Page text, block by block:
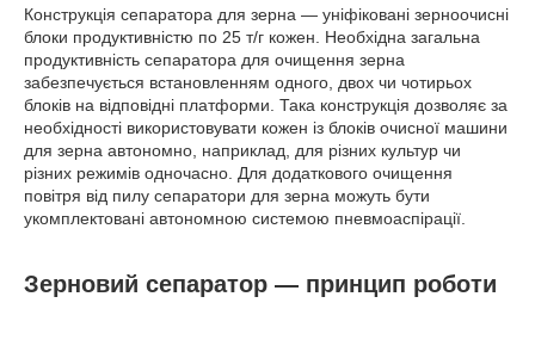
Конструкція сепаратора для зерна — уніфіковані зерноочисні
блоки продуктивністю по 25 т/г кожен. Необхідна загальна
продуктивність сепаратора для очищення зерна
забезпечується встановленням одного, двох чи чотирьох
блоків на відповідні платформи. Така конструкція дозволяє за
необхідності використовувати кожен із блоків очисної машини
для зерна автономно, наприклад, для різних культур чи
різних режимів одночасно. Для додаткового очищення
повітря від пилу сепаратори для зерна можуть бути
укомплектовані автономною системою пневмоаспірації.
Зерновий сепаратор — принцип роботи